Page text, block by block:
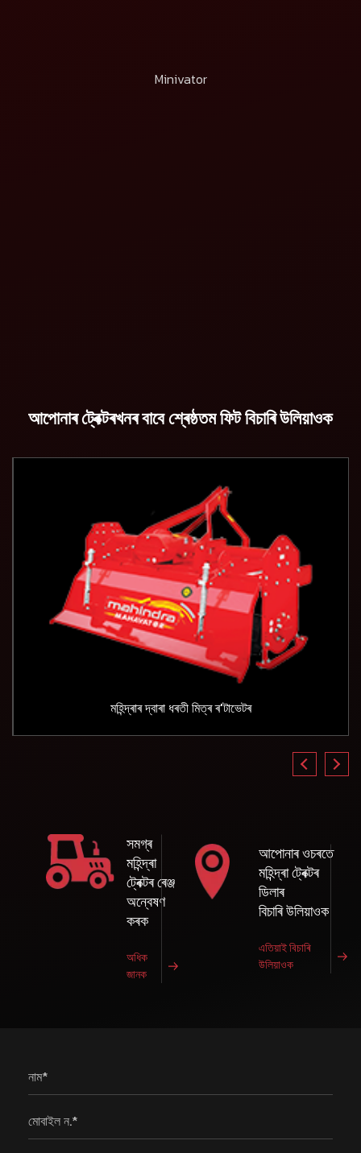
Minivator
আপোনাৰ ট্ৰেক্টৰখনৰ বাবে শ্ৰেষ্ঠতম ফিট বিচাৰি উলিয়াওক
মহিন্দ্ৰাৰ দ্বাৰা ধৰতী মিত্ৰ ৰ'টাভেটৰ
সমগ্ৰ
মহিন্দ্ৰা
ট্ৰেক্টৰ ৰেঞ্জ
অন্বেষণ
কৰক
অধিক
জানক
আপোনাৰ ওচৰতে
মহিন্দ্ৰা ট্ৰেক্টৰ
ডিলাৰ
বিচাৰি উলিয়াওক
এতিয়াই বিচাৰি
উলিয়াওক
নাম*
মোবাইল ন.*